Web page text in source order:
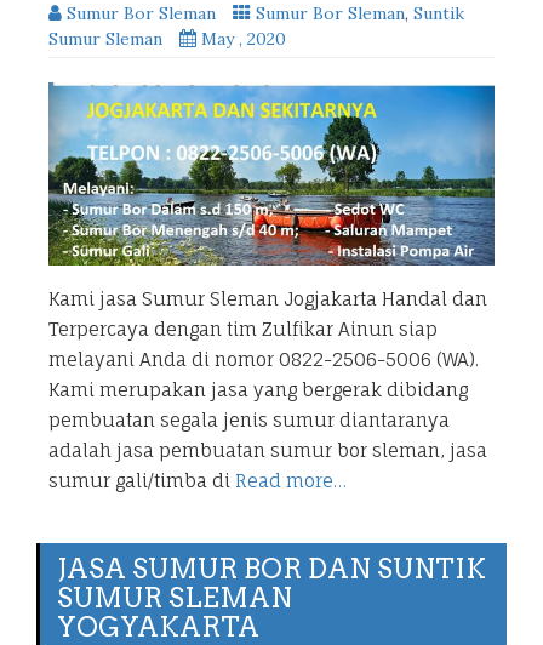
Sumur Bor Sleman Sumur Bor Sleman, Suntik
Sumur Sleman
May , 2020
Kami jasa Sumur Sleman Jogjakarta Handal dan
Terpercaya dengan tim Zulfikar Ainun siap
melayani Anda di nomor 0822-2506-5006 (WA).
Kami merupakan jasa yang bergerak dibidang
pembuatan segala jenis sumur diantaranya
adalah jasa pembuatan sumur bor sleman, jasa
sumur gali/timba di Read more…
JASA SUMUR BOR DAN SUNTIK
SUMUR SLEMAN
YOGYAKARTA